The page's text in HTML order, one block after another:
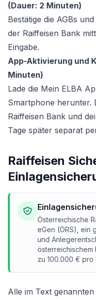
(Dauer: 2 Minuten)
Bestätige die AGBs
der Raiffeisen Bank
Eingabe.
App-Aktivierung und
Minuten)
Lade die Mein ELBA
Smartphone herunter.
Raiffeisen Bank und
Tage später separat
Raiffeisen
Österreichische
eGen (ÖRS), ein
und
österreichischem
zu 100.000 € pro
Alle im Text